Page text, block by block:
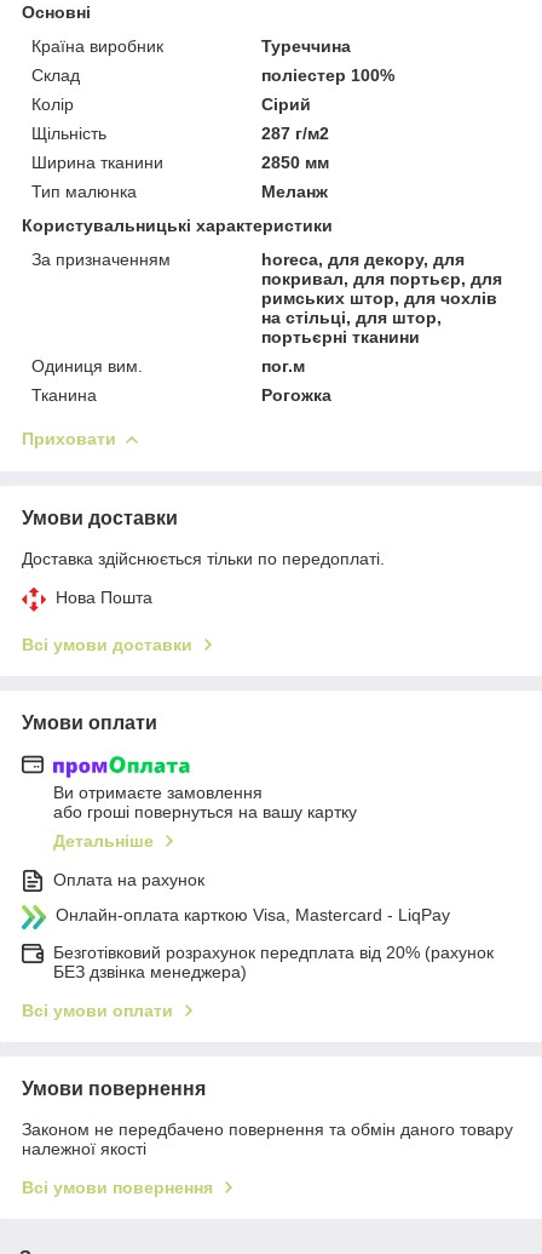
Основні
Країна виробник
Туреччина
Склад
поліестер 100%
Колір
Сірий
Щільність
287 г/м2
Ширина тканини
2850 мм
Тип малюнка
Меланж
Користувальницькі характеристики
За призначенням
horeca, для декору, для
покривал, для портьєр, для
римських штор, для чохлів
на стільці, для штор,
портьєрні тканини
Одиниця вим.
пог.м
Тканина
Рогожка
Приховати
Умови доставки
Доставка здійснюється тільки по передоплаті.
Нова Пошта
Всі умови доставки
Умови оплати
Ви отримаєте замовлення
або гроші повернуться на вашу картку
Детальніше
Оплата на рахунок
Онлайн-оплата карткою Visa, Mastercard - LiqPay
Безготівковий розрахунок передплата від 20% (рахунок
БЕЗ дзвінка менеджера)
Всі умови оплати
Умови повернення
Законом не передбачено повернення та обмін даного товару
належної якості
Всі умови повернення